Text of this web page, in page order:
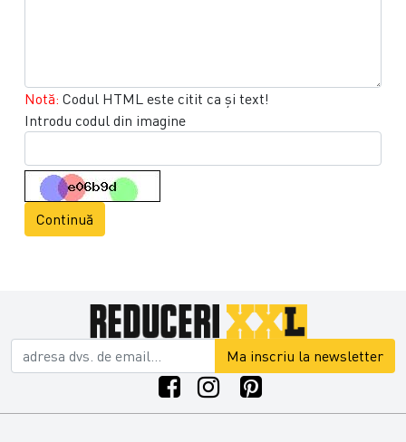
Notă: Codul HTML este citit ca şi text!
Introdu codul din imagine
Continuă
Ma inscriu la newsletter